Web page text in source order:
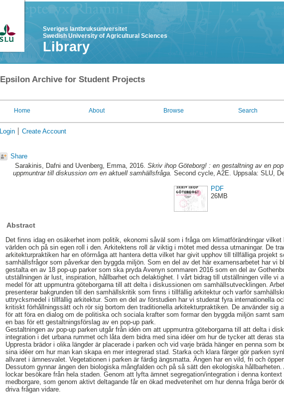
Sveriges lantbruksuniversitet
Swedish University of Agricultural Sciences
Library
Epsilon Archive for Student Projects
Home About Browse Search
Login Create Account
Share
Sarakinis, Dafni and Uvenberg, Emma, 2016. Skriv ihop Göteborg! : en gestaltning av en
uppmuntrar till diskussion om en aktuell samhällsfråga. Second cycle, A2E. Uppsala: SLU,
PDF
26MB
Abstract
Det finns idag en osäkerhet inom politik, ekonomi såväl som i fråga om klimatförändringar
världen och på sin egen roll i den. Arkitektens roll är viktig i mötet med dessa utmaningar. De
arkitekturpraktiken har en oförmåga att hantera detta vilket har givit upphov till tillfälliga projekt
samhällsfrågor som påverkar den byggda miljön. Som en del av det här examensarbetet har vi
gestalta en av 18 pop-up parker som ska pryda Avenyn sommaren 2016 som en del av
utställningen är lust, inspiration, hållbarhet och delaktighet. I vårt bidrag till utställningen ville vi
medel för att uppmuntra göteborgarna till att delta i diskussionen om samhällsutvecklingen.
presenterar bakgrunden till den samhällskritik som finns i tillfällig arkitektur och varför
uttrycksmedel i tillfällig arkitektur. Som en del av förstudien har vi studerat fyra internationella
kritiskt förhållningssätt och rör sig bortom den traditionella arkitekturpraktiken. De använder
för att föra en dialog om de politiska och sociala krafter som formar den byggda miljön samt
en bas för ett gestaltningsförslag av en pop-up park.
Gestaltningen av pop-up parken utgår från idén om att uppmuntra göteborgarna till att delta i
integration i det urbana rummet och låta dem bidra med sina idéer om hur de tycker att deras
Uppresta brädor i olika längder är placerade i parken och vid varje bräda hänger en penna som
sina idéer om hur man kan skapa en mer integrerad stad. Starka och klara färger gör parken
allvaret i ämnesvalet. Vegetationen i parken är färdig ängsmatta. Ängen har en vild, fri och
Dessutom gynnar ängen den biologiska mångfalden och på så sätt den ekologiska
lockar besökare från hela staden. Genom att lyfta ämnet segregation/integration i denna
medborgare, som genom aktivt deltagande får en ökad medvetenhet om hur denna fråga berör
driva frågan vidare.